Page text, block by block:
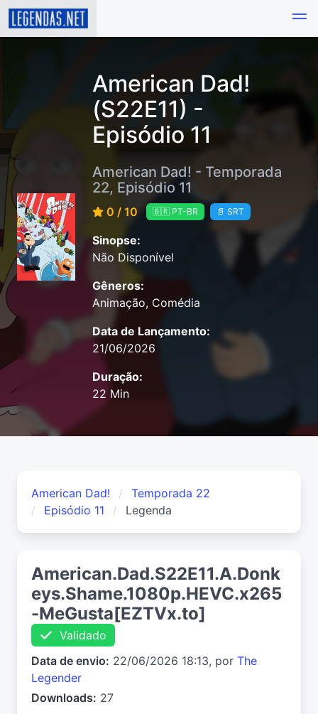
American Dad!
(S22E11) -
Episódio 11
American Dad! - Temporada
22, Episódio 11
0 / 10 🇧🇷 PT-BR 📄 SRT
Sinopse:
Não Disponível
Gêneros:
Animação, Comédia
Data de Lançamento:
21/06/2026
Duração:
22 Min
American Dad!
Temporada 22
Episódio 11
Legenda
American.Dad.S22E11.A.Donk
eys.Shame.1080p.HEVC.x265
-MeGusta[EZTVx.to]
Validado
Data de envio: 22/06/2026 18:13, por The
Legender
Downloads: 27